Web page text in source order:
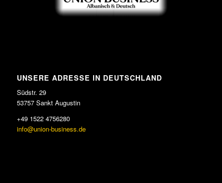
UNSERE ADRESSE IN DEUTSCHLAND
Südstr. 29
53757 Sankt Augustin
+49 1522 4756280
info@union-business.de